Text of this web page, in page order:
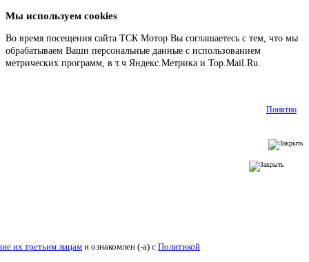
Мы используем cookies
Во время посещения сайта ТСК Мотор Вы соглашаетесь с тем, что мы
обрабатываем Ваши персональные данные с использованием
метрических программ, в т.ч Яндекс.Метрика и Top.Mail.Ru.
Понятно
их третьим лицами ознакомлен (-а) cПолитикой